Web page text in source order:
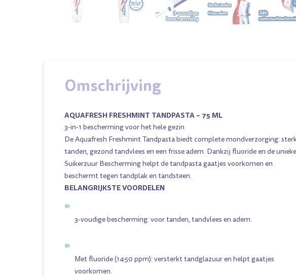
Omschrijving
AQUAFRESH FRESHMINT TANDPASTA – 75 ML
3-in-1 bescherming voor het hele gezin
De Aquafresh Freshmint Tandpasta biedt complete mondverzorging:
tanden, gezond tandvlees en een frisse adem. Dankzij fluoride en de unieke
Suikerzuur Bescherming helpt de tandpasta gaatjes voorkomen en
beschermt tegen tandplak en tandsteen.
BELANGRIJKSTE VOORDELEN
3-voudige bescherming: voor tanden, tandvlees en adem.
Met fluoride (1450 ppm): versterkt tandglazuur en helpt gaatjes
voorkomen.